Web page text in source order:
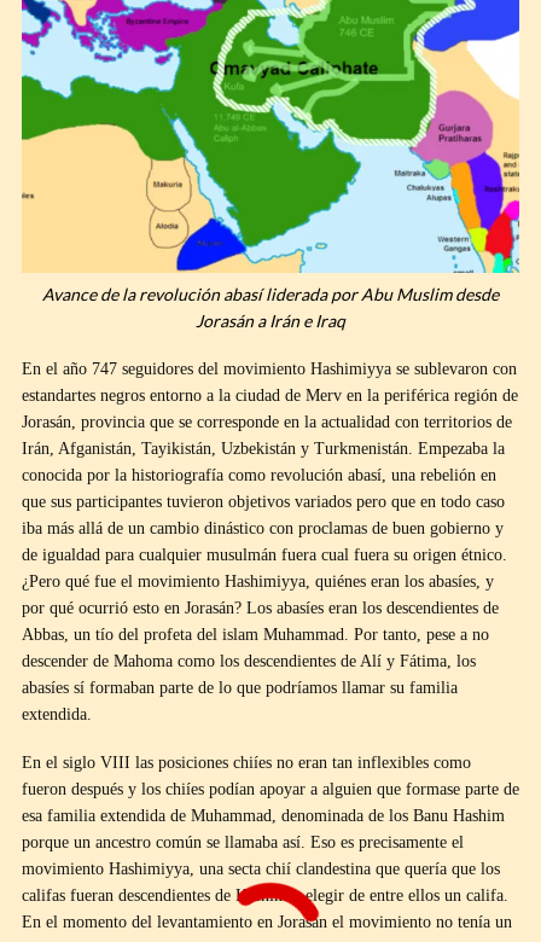
Avance de la revolución abasí liderada por Abu Muslim desde
Jorasán a Irán e Iraq
En el año 747 seguidores del movimiento Hashimiyya se sublevaron con
estandartes negros entorno a la ciudad de Merv en la periférica región de
Jorasán, provincia que se corresponde en la actualidad con territorios de
Irán, Afganistán, Tayikistán, Uzbekistán y Turkmenistán. Empezaba la
conocida por la historiografía como revolución abasí, una rebelión en
que sus participantes tuvieron objetivos variados pero que en todo caso
iba más allá de un cambio dinástico con proclamas de buen gobierno y
de igualdad para cualquier musulmán fuera cual fuera su origen étnico.
¿Pero qué fue el movimiento Hashimiyya, quiénes eran los abasíes, y
por qué ocurrió esto en Jorasán? Los abasíes eran los descendientes de
Abbas, un tío del profeta del islam Muhammad. Por tanto, pese a no
descender de Mahoma como los descendientes de Alí y Fátima, los
abasíes sí formaban parte de lo que podríamos llamar su familia
extendida.
En el siglo VIII las posiciones chiíes no eran tan inflexibles como
fueron después y los chiíes podían apoyar a alguien que formase parte de
esa familia extendida de Muhammad, denominada de los Banu Hashim
porque un ancestro común se llamaba así. Eso es precisamente el
movimiento Hashimiyya, una secta chií clandestina que quería que los
califas fueran descendientes de Hashim y elegir de entre ellos un califa.
En el momento del levantamiento en Jorasán el movimiento no tenía un